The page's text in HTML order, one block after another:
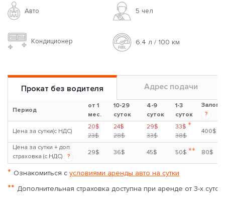
Авто 5 чел
Кондиционер 6.4 л / 100 км
Прокат без водителя Адрес подачи
Период
от 1
мес.
10-29
суток
4-9
суток
1-3
суток
Залог
?
Цена за сутки(с НДС)
20$
23$
24$
28$
29$
33$
33$ *
38$
400$
Цена за сутки + доп.
страховка (с НДС)
?
29$ 36$ 45$ 50$ ** 80$
* Ознакомиться с условиями аренды авто на сутки
** Дополнительная страховка доступна при аренде от 3-х суток